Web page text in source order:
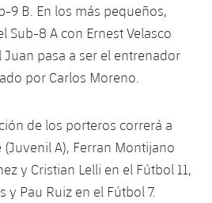
9 B. En los más pequeños,
Sub-8 A con Ernest Velasco
pasa a ser el entrenador
por Carlos Moreno.
de los porteros correrá a
A), Ferran Montijano
y Cristian Lelli en el Fútbol 11,
y Pau Ruiz en el Fútbol 7.